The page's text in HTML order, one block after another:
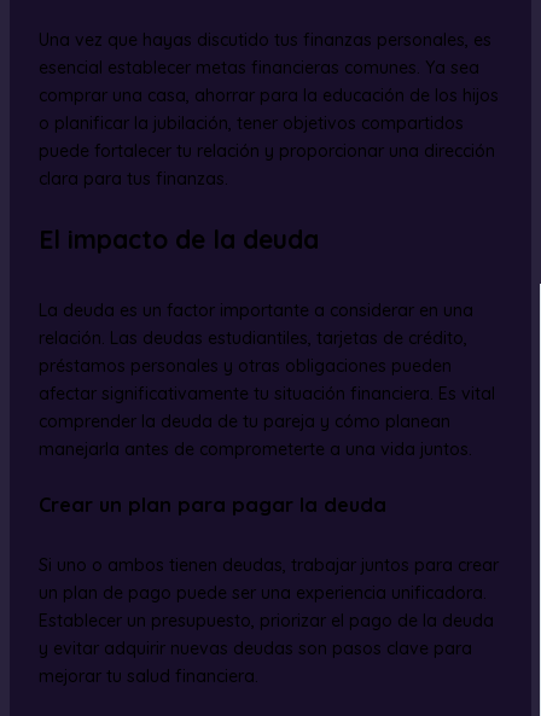
Una vez que hayas discutido tus finanzas personales, es
esencial establecer metas financieras comunes. Ya sea
comprar una casa, ahorrar para la educación de los hijos
o planificar la jubilación, tener objetivos compartidos
puede fortalecer tu relación y proporcionar una dirección
clara para tus finanzas.
El impacto de la deuda
La deuda es un factor importante a considerar en una
relación. Las deudas estudiantiles, tarjetas de crédito,
préstamos personales y otras obligaciones pueden
afectar significativamente tu situación financiera. Es vital
comprender la deuda de tu pareja y cómo planean
manejarla antes de comprometerte a una vida juntos.
Crear un plan para pagar la deuda
Si uno o ambos tienen deudas, trabajar juntos para crear
un plan de pago puede ser una experiencia unificadora.
Establecer un presupuesto, priorizar el pago de la deuda
y evitar adquirir nuevas deudas son pasos clave para
mejorar tu salud financiera.